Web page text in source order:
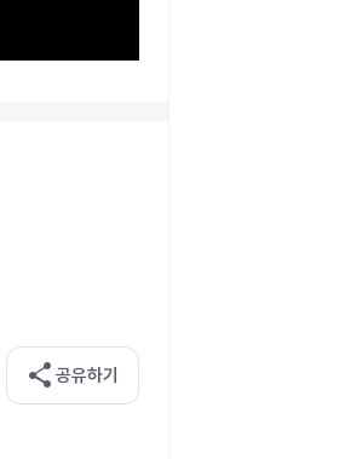
share 공유하기